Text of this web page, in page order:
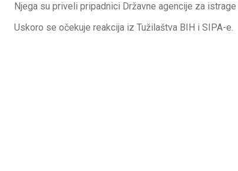
Njega su priveli pripadnici Državne agencije za
Uskoro se očekuje reakcija iz Tužilaštva BIH i SIPA-e.